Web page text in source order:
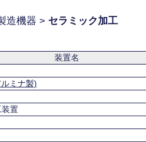
造機器 > セラミック加工
装置名
ミナ製)
装置